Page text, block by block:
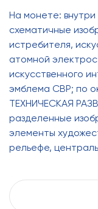
На монете:
схематичные
истребителя,
атомной
искусственного
эмблема СВР; по
ТЕХНИЧЕСКАЯ
разделенные
элементы
рельефе,